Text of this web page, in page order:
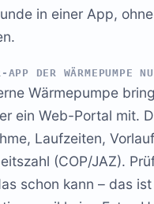
in einer App,
DER WÄRMEPUMPE
Wärmepumpe
ein Web-Portal mit.
Laufzeiten,
(COP/JAZ).
schon kann – das